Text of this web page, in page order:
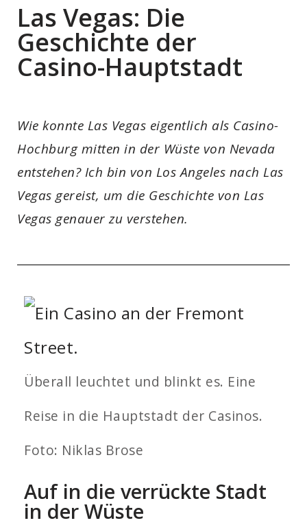
Las Vegas: Die
Geschichte der
Casino-Hauptstadt
Wie konnte Las Vegas eigentlich als Casino-
Hochburg mitten in der Wüste von Nevada
entstehen? Ich bin von Los Angeles nach Las
Vegas gereist, um die Geschichte von Las
Vegas genauer zu verstehen.
Überall leuchtet und blinkt es. Eine
Reise in die Hauptstadt der Casinos.
Foto: Niklas Brose
Auf in die verrückte Stadt
in der Wüste